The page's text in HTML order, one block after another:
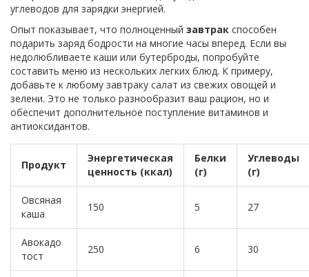
углеводов для зарядки энергией.
Опыт показывает, что полноценный завтрак способен
подарить заряд бодрости на многие часы вперед. Если вы
недолюбливаете каши или бутерброды, попробуйте
составить меню из нескольких легких блюд. К примеру,
добавьте к любому завтраку салат из свежих овощей и
зелени. Это не только разнообразит ваш рацион, но и
обеспечит дополнительное поступление витаминов и
антиоксидантов.
Продукт
Энергетическая
ценность (ккал)
Белки
(г)
Углеводы
(г)
Овсяная
каша
150 5 27
Авокадо
тост
250 6 30